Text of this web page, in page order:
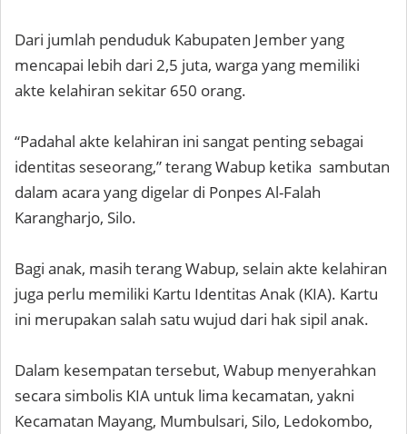
Dari jumlah penduduk Kabupaten Jember yang
mencapai lebih dari 2,5 juta, warga yang memiliki
akte kelahiran sekitar 650 orang.
“Padahal akte kelahiran ini sangat penting sebagai
identitas seseorang,” terang Wabup ketika sambutan
dalam acara yang digelar di Ponpes Al-Falah
Karangharjo, Silo.
Bagi anak, masih terang Wabup, selain akte kelahiran
juga perlu memiliki Kartu Identitas Anak (KIA). Kartu
ini merupakan salah satu wujud dari hak sipil anak.
Dalam kesempatan tersebut, Wabup menyerahkan
secara simbolis KIA untuk lima kecamatan, yakni
Kecamatan Mayang, Mumbulsari, Silo, Ledokombo,